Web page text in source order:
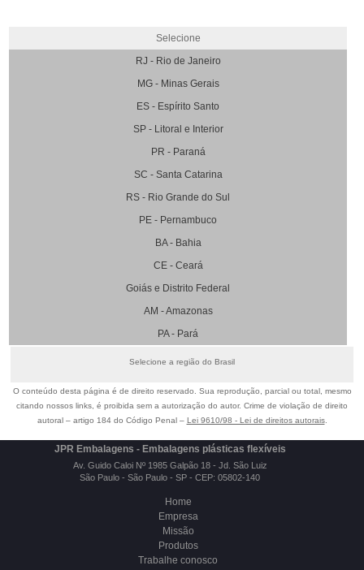
Selecione
RJ - Rio de Janeiro
MG - Minas Gerais
ES - Espírito Santo
SP - Litoral e Interior
PR - Paraná
SC - Santa Catarina
RS - Rio Grande do Sul
PE - Pernambuco
BA - Bahia
CE - Ceará
Goiás e Distrito Federal
AM - Amazonas
PA - Pará
Selecione a região do Brasil
O conteúdo desta página é de direito reservado. Sua reprodução, parcial ou total, mesmo
citando nossos links, é proibida sem a autorização do autor. Crime de violação de direito
autoral – artigo 184 do Código Penal – Lei 9610/98 - Lei de direitos autorais.
JPR Embalagens - Embalagens plásticas flexíveis
Av. Guido Caloi Nº 1985 Galpão 18 - Jd. São Luiz
São Paulo - São Paulo - SP - CEP: 05802-140
Home
Empresa
Missão
Produtos
Trabalhe conosco